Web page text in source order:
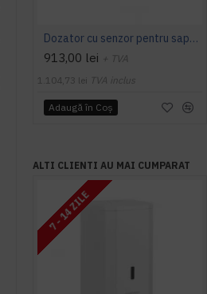
Dozator cu senzor pentru sapun spuma, reincarcabil, INOX satinat, 1 L
913,00 lei + TVA
1.104,73 lei TVA inclus
Adaugă în Coş
ALTI CLIENTI AU MAI CUMPARAT
7 - 14 ZILE